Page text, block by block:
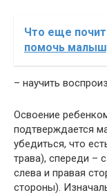
Что еще
помочь
– научить
Освоение
подтверждается
убедиться, что
трава), спереди –
слева и правая
стороны).